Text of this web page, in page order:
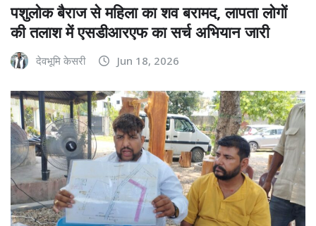
पशुलोक बैराज से महिला का शव बरामद, लापता लोगों
की तलाश में एसडीआरएफ का सर्च अभियान जारी
देवभूमि केसरी Jun 18, 2026